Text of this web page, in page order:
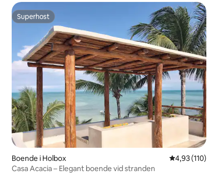
Superhost
Superhost
Boende i Holbox 4,93 av 5 i
4,93 (110)
Casa Acacia – Elegant boende vid stranden